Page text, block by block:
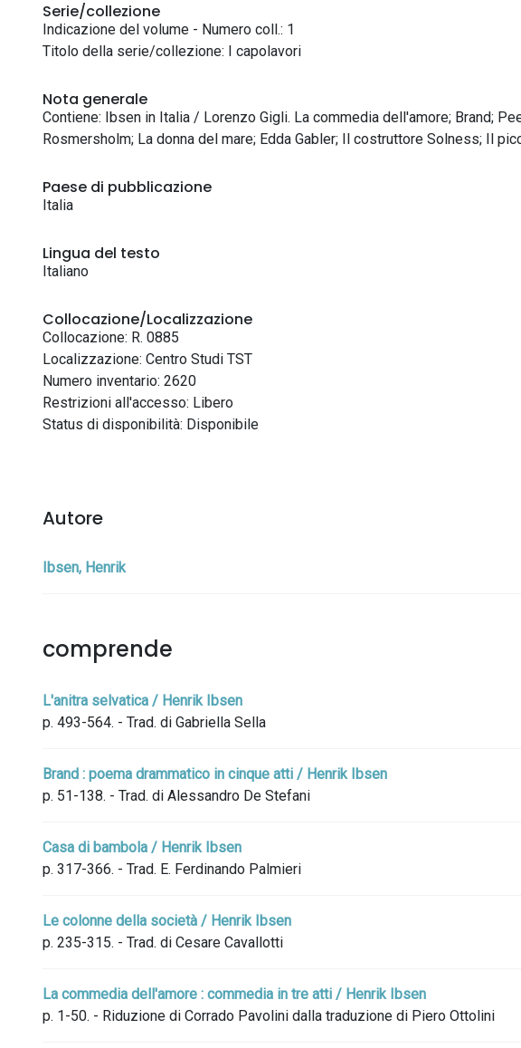
Serie/collezione
Indicazione del volume - Numero coll.: 1
Titolo della serie/collezione: I capolavori
Nota generale
Contiene: Ibsen in Italia / Lorenzo Gigli. La commedia dell'amore; Brand;
Rosmersholm; La donna del mare; Edda Gabler; Il costruttore Solness; Il
Paese di pubblicazione
Italia
Lingua del testo
Italiano
Collocazione/Localizzazione
Collocazione: R. 0885
Localizzazione: Centro Studi TST
Numero inventario: 2620
Restrizioni all'accesso: Libero
Status di disponibilità: Disponibile
Autore
Ibsen, Henrik
comprende
L'anitra selvatica / Henrik Ibsen
p. 493-564. - Trad. di Gabriella Sella
Brand : poema drammatico in cinque atti / Henrik Ibsen
p. 51-138. - Trad. di Alessandro De Stefani
Casa di bambola / Henrik Ibsen
p. 317-366. - Trad. E. Ferdinando Palmieri
Le colonne della società / Henrik Ibsen
p. 235-315. - Trad. di Cesare Cavallotti
La commedia dell'amore : commedia in tre atti / Henrik Ibsen
p. 1-50. - Riduzione di Corrado Pavolini dalla traduzione di Piero Ottolini